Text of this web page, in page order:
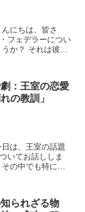
にちは、皆さ
フェデラーについ
か？ それは彼の
：王室の恋愛
の教訓」
は、王室の話題
いてお話ししま
の中でも特に離
られざる物